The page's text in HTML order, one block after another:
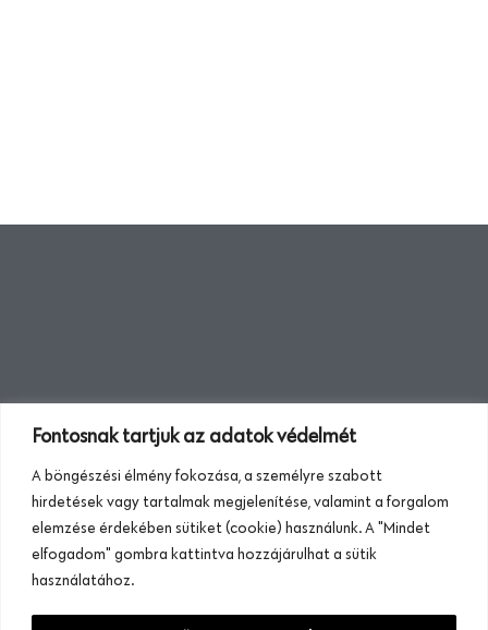
Fontosnak tartjuk az adatok védelmét
A böngészési élmény fokozása, a személyre szabott
hirdetések vagy tartalmak megjelenítése, valamint a forgalom
elemzése érdekében sütiket (cookie) használunk. A "Mindet
elfogadom" gombra kattintva hozzájárulhat a sütik
használatához.